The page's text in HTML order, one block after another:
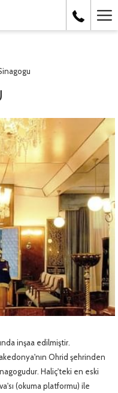
inşaa edilmiştir.
Ohrid şehrinden
Haliç'teki en eski
(okuma platformu) ile